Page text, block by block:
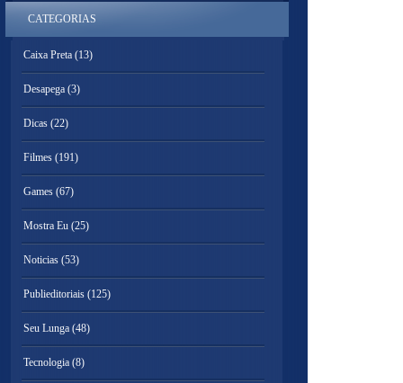
CATEGORIAS
Caixa Preta (13)
Desapega (3)
Dicas (22)
Filmes (191)
Games (67)
Mostra Eu (25)
Noticias (53)
Publieditoriais (125)
Seu Lunga (48)
Tecnologia (8)